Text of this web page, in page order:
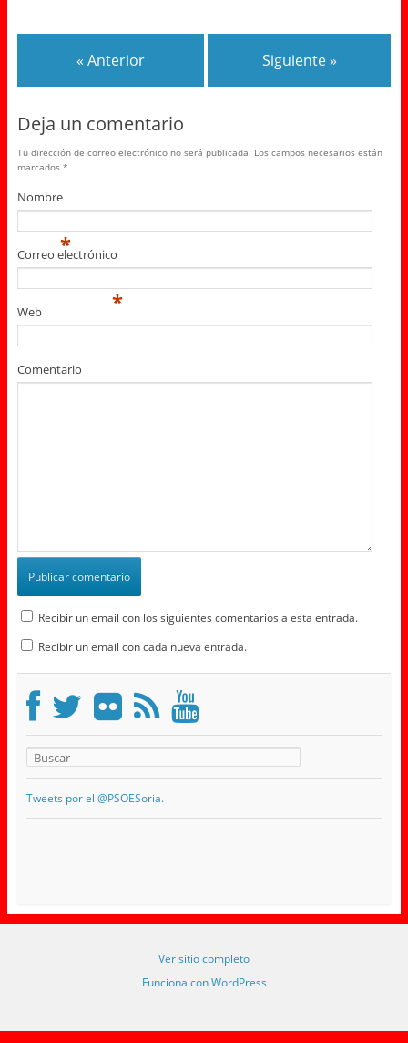
« Anterior Siguiente »
Deja un comentario
Tu dirección de correo electrónico no será publicada. Los campos necesarios están
marcados *
Nombre
*
Correo electrónico
*
Web
Comentario
Recibir un email con los siguientes comentarios a esta entrada.
Recibir un email con cada nueva entrada.
Tweets por el @PSOESoria.
Ver sitio completo
Funciona con WordPress